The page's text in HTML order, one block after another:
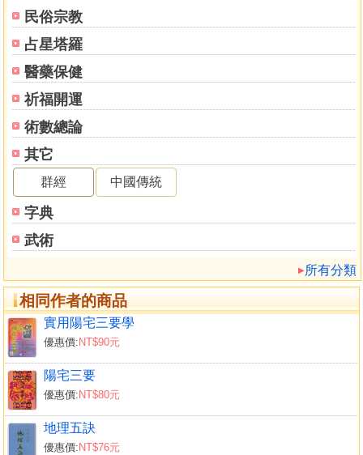
民俗宗教
占星塔羅
醫藥保健
祈福開運
術數總論
其它
群經 中國傳統
字典
武術
所有分類
相同作者的商品
實用陽宅三要學
優惠價: NT$90元
陽宅三要
優惠價: NT$80元
地理五訣
優惠價: NT$76元